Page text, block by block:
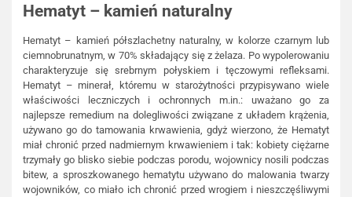
Hematyt – kamień naturalny
Hematyt – kamień półszlachetny naturalny, w kolorze czarnym lub
ciemnobrunatnym, w 70% składający się z żelaza. Po wypolerowaniu
charakteryzuje się srebrnym połyskiem i tęczowymi refleksami.
Hematyt – minerał, któremu w starożytności przypisywano wiele
właściwości leczniczych i ochronnych m.in.: uważano go za
najlepsze remedium na dolegliwości związane z układem krążenia,
używano go do tamowania krwawienia, gdyż wierzono, że Hematyt
miał chronić przed nadmiernym krwawieniem i tak: kobiety ciężarne
trzymały go blisko siebie podczas porodu, wojownicy nosili podczas
bitew, a sproszkowanego hematytu używano do malowania twarzy
wojowników, co miało ich chronić przed wrogiem i nieszczęśliwymi